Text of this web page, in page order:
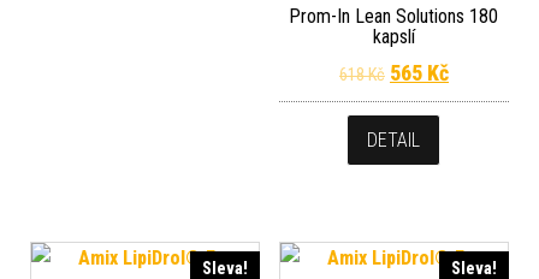
Prom-In Lean Solutions 180
kapslí
618Kč Původní cena
565 KčAktuální
DETAIL
Sleva! Sleva!